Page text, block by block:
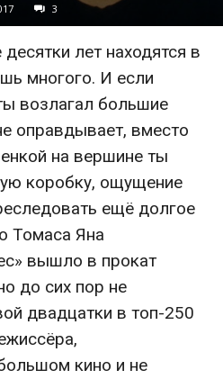
3
лет находятся в
многого. И если
возлагал большие
оправдывает, вместо
на вершине ты
коробку, ощущение
ещё долгое
Томаса Яна
вышло в прокат
до сих пор не
двадцатки в топ-250
кино и не